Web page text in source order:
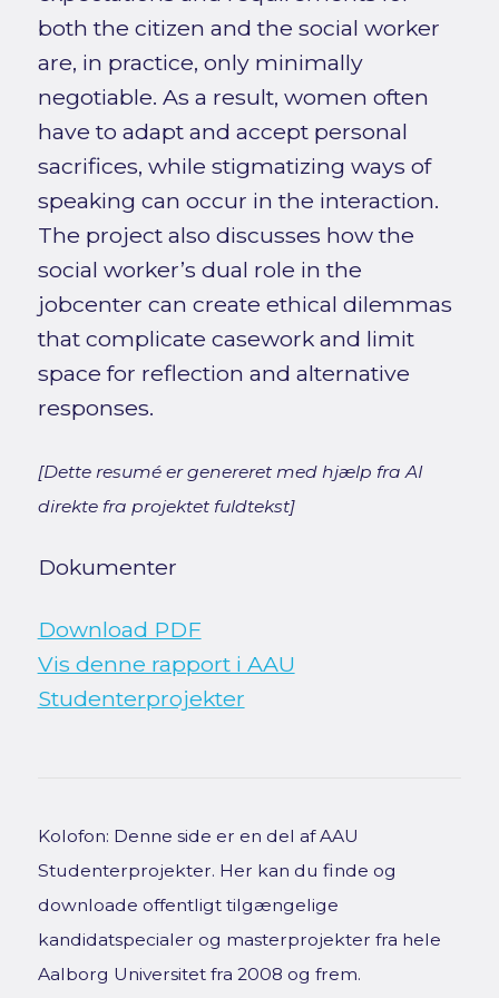
both the citizen and the social worker
are, in practice, only minimally
negotiable. As a result, women often
have to adapt and accept personal
sacrifices, while stigmatizing ways of
speaking can occur in the interaction.
The project also discusses how the
social worker’s dual role in the
jobcenter can create ethical dilemmas
that complicate casework and limit
space for reflection and alternative
responses.
[Dette resumé er genereret med hjælp fra AI
direkte fra projektet fuldtekst]
Dokumenter
Download PDF
Vis denne rapport i AAU
Studenterprojekter
Kolofon: Denne side er en del af AAU
Studenterprojekter. Her kan du finde og
downloade offentligt tilgængelige
kandidatspecialer og masterprojekter fra hele
Aalborg Universitet fra 2008 og frem.